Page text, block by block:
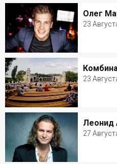
Ресторан Petter
Популярная музыка
Олег
23
Олег
23 Августа 2026
Летом (Atmosphere)
Популярная музыка
23
23 Августа 2026
Зеленый театр ВДНХ
Популярная музыка
Леонид
27
Леонид
27 Августа 2026